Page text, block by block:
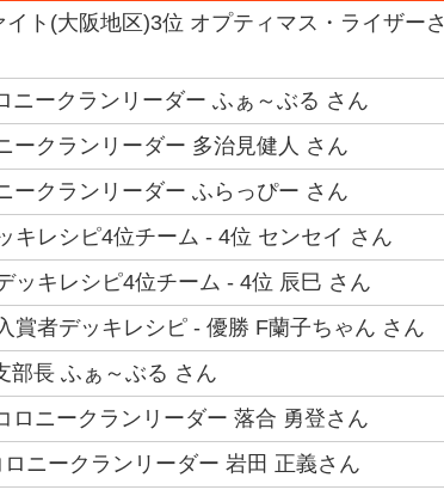
ト(大阪地区)3位 オプティマス・ライザーさ
ニークランリーダー ふぁ～ぶる さん
ークランリーダー 多治見健人 さん
ークランリーダー ふらっぴー さん
キレシピ4位チーム - 4位 センセイ さん
ッキレシピ4位チーム - 4位 辰巳 さん
賞者デッキレシピ - 優勝 F蘭子ちゃん さん
部長 ふぁ～ぶる さん
ロニークランリーダー 落合 勇登さん
ニークランリーダー 岩田 正義さん